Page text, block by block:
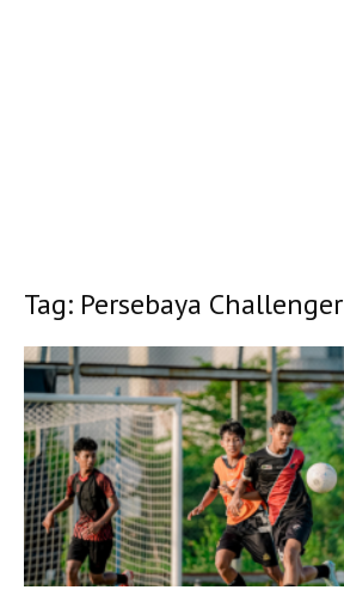
Tag: Persebaya Challenger